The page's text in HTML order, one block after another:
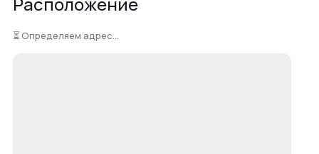
⏳ Определяем адрес...